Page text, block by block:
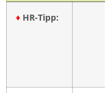
♦ HR-Tipp: